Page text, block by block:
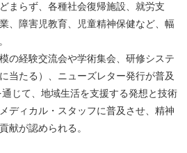
まらず、各種社会復帰施設、就労支
、障害児教育、児童精神保健など、幅
の経験交流会や学術集会、研修システ
当たる）、ニューズレター発行が普及
じて、地域生活を支援する発想と技術
ディカル・スタッフに普及させ、精神
献が認められる。